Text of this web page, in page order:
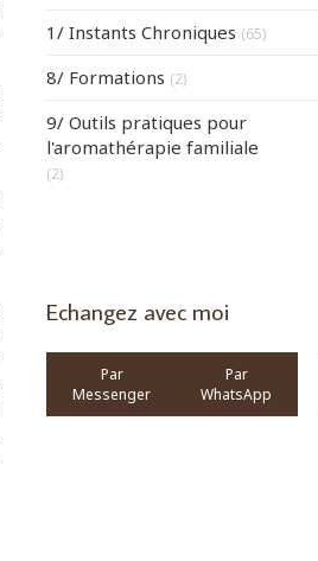
1/ Instants Chroniques (65)
8/ Formations (2)
9/ Outils pratiques pour
l'aromathérapie familiale
(2)
Echangez avec moi
Par
Messenger
Par
WhatsApp